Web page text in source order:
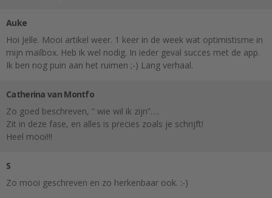
Auke
Hoi Jelle. Mooi artikel weer. 1 keer in de week wat optimistisme in
mijn mailbox. Heb ik wel nodig. In ieder geval succes met de app.
Ik ben nog puin aan het ruimen ;-) Lang verhaal.
Catherina van Montfo
Zo goed beschreven, ” wie wil ik zijn”….
Zit in deze fase, en alles is precies zoals je schrijft!
Heel mooi!!!
S
Zo mooi geschreven en zo herkenbaar ook. :-)